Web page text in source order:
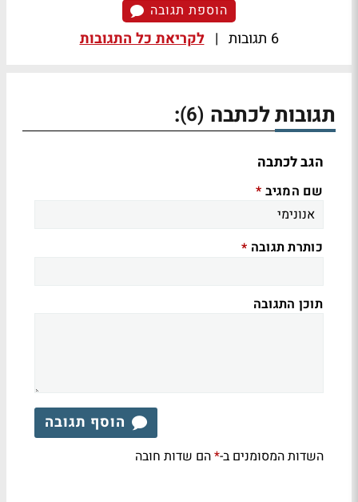
הוספת תגובה
6 תגובות | לקריאת כל התגובות
תגובות לכתבה (6)
:
הגב לכתבה
שם המגיב *
כותרת תגובה *
תוכן התגובה
הוסף תגובה
השדות המסומנים ב-*הם שדות חובה